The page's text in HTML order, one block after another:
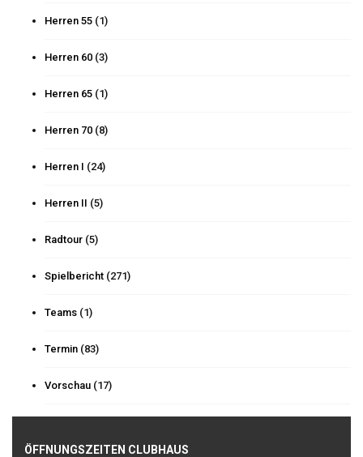
Herren 55 (1)
Herren 60 (3)
Herren 65 (1)
Herren 70 (8)
Herren I (24)
Herren II (5)
Radtour (5)
Spielbericht (271)
Teams (1)
Termin (83)
Vorschau (17)
ÖFFNUNGSZEITEN CLUBHAUS